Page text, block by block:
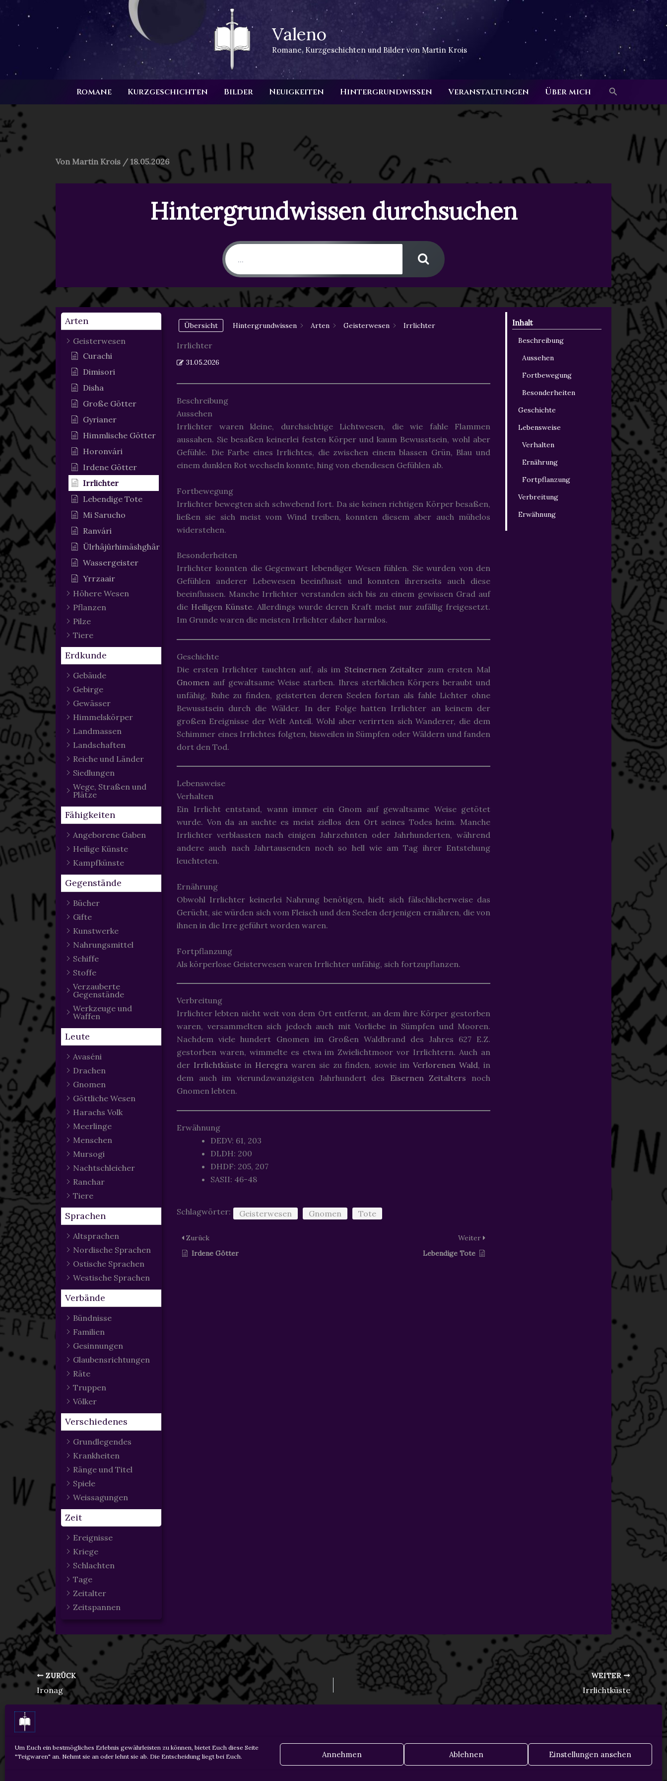
Um Euch ein bestmögliches Erlebnis gewährleisten zu können, bietet Euch diese Seite
"Teigwaren" an. Nehmt sie an oder lehnt sie ab. Die Entscheidung liegt bei Euch.
Annehmen Ablehnen Einstellungen ansehen
Valeno
Romane, Kurzgeschichten und Bilder von Martin Krois
Romane Kurzgeschichten Bilder Neuigkeiten Hintergrundwissen Veranstaltungen Über mich Suchen
Von Martin Krois / 18.05.2026
Hintergrundwissen durchsuchen
Arten
Geisterwesen
Curachi
Dimisori
Disha
Große Götter
Gyrianer
Himmlische Götter
Horonvári
Irdene Götter
Irrlichter
Lebendige Tote
Mi Sarucho
Ranvári
Ülrhâjûrhimäshghâr
Wassergeister
Yrrzaair
Höhere Wesen
Pflanzen
Pilze
Tiere
Erdkunde
Gebäude
Gebirge
Gewässer
Himmelskörper
Landmassen
Landschaften
Reiche und Länder
Siedlungen
Wege, Straßen und
Plätze
Fähigkeiten
Angeborene Gaben
Heilige Künste
Kampfkünste
Gegenstände
Bücher
Gifte
Kunstwerke
Nahrungsmittel
Schiffe
Stoffe
Verzauberte
Gegenstände
Werkzeuge und
Waffen
Leute
Avaséni
Drachen
Gnomen
Göttliche Wesen
Harachs Volk
Meerlinge
Menschen
Mursogi
Nachtschleicher
Ranchar
Tiere
Sprachen
Altsprachen
Nordische Sprachen
Ostische Sprachen
Westische Sprachen
Verbände
Bündnisse
Familien
Gesinnungen
Glaubensrichtungen
Räte
Truppen
Völker
Verschiedenes
Grundlegendes
Krankheiten
Ränge und Titel
Spiele
Weissagungen
Zeit
Ereignisse
Kriege
Schlachten
Tage
Zeitalter
Zeitspannen
Übersicht Hintergrundwissen Arten Geisterwesen Irrlichter
Irrlichter
31.05.2026
Beschreibung
Aussehen
Irrlichter waren kleine, durchsichtige Lichtwesen, die wie fahle Flammen
aussahen. Sie besaßen keinerlei festen Körper und kaum Bewusstsein, wohl aber
Gefühle. Die Farbe eines Irrlichtes, die zwischen einem blassen Grün, Blau und
einem dunklen Rot wechseln konnte, hing von ebendiesen Gefühlen ab.
Fortbewegung
Irrlichter bewegten sich schwebend fort. Da sie keinen richtigen Körper besaßen,
ließen sie sich meist vom Wind treiben, konnten diesem aber auch mühelos
widerstehen.
Besonderheiten
Irrlichter konnten die Gegenwart lebendiger Wesen fühlen. Sie wurden von den
Gefühlen anderer Lebewesen beeinflusst und konnten ihrerseits auch diese
beeinflussen. Manche Irrlichter verstanden sich bis zu einem gewissen Grad auf
die Heiligen Künste. Allerdings wurde deren Kraft meist nur zufällig freigesetzt.
Im Grunde waren die meisten Irrlichter daher harmlos.
Geschichte
Die ersten Irrlichter tauchten auf, als im Steinernen Zeitalter zum ersten Mal
Gnomen auf gewaltsame Weise starben. Ihres sterblichen Körpers beraubt und
unfähig, Ruhe zu finden, geisterten deren Seelen fortan als fahle Lichter ohne
Bewusstsein durch die Wälder. In der Folge hatten Irrlichter an keinem der
großen Ereignisse der Welt Anteil. Wohl aber verirrten sich Wanderer, die dem
Schimmer eines Irrlichtes folgten, bisweilen in Sümpfen oder Wäldern und fanden
dort den Tod.
Lebensweise
Verhalten
Ein Irrlicht entstand, wann immer ein Gnom auf gewaltsame Weise getötet
wurde. Von da an suchte es meist ziellos den Ort seines Todes heim. Manche
Irrlichter verblassten nach einigen Jahrzehnten oder Jahrhunderten, während
andere auch nach Jahrtausenden noch so hell wie am Tag ihrer Entstehung
leuchteten.
Ernährung
Obwohl Irrlichter keinerlei Nahrung benötigen, hielt sich fälschlicherweise das
Gerücht, sie würden sich vom Fleisch und den Seelen derjenigen ernähren, die von
ihnen in die Irre geführt worden waren.
Fortpflanzung
Als körperlose Geisterwesen waren Irrlichter unfähig, sich fortzupflanzen.
Verbreitung
Irrlichter lebten nicht weit von dem Ort entfernt, an dem ihre Körper gestorben
waren, versammelten sich jedoch auch mit Vorliebe in Sümpfen und Mooren.
Nachdem viele hundert Gnomen im Großen Waldbrand des Jahres 627 E.Z.
gestorben waren, wimmelte es etwa im Zwielichtmoor vor Irrlichtern. Auch an
der Irrlichtküstein Heregrawaren sie zu finden, sowie imVerlorenen Wald, in
dem auch im vierundzwanzigsten Jahrhundert des Eisernen Zeitalters noch
Gnomen lebten.
Erwähnung
DEDV: 61, 203
DLDH: 200
DHDF: 205, 207
SASII: 46-48
Schlagwörter: Geisterwesen Gnomen Tote
Zurück
Irdene Götter
Weiter
Lebendige Tote
Inhalt
Beschreibung
Aussehen
Fortbewegung
Besonderheiten
Geschichte
Lebensweise
Verhalten
Ernährung
Fortpflanzung
Verbreitung
Erwähnung
ZURÜCK
Ironag
WEITER
Irrlichtküste
Copyright © 2026 Martin Krois Datenschutz
Impressum